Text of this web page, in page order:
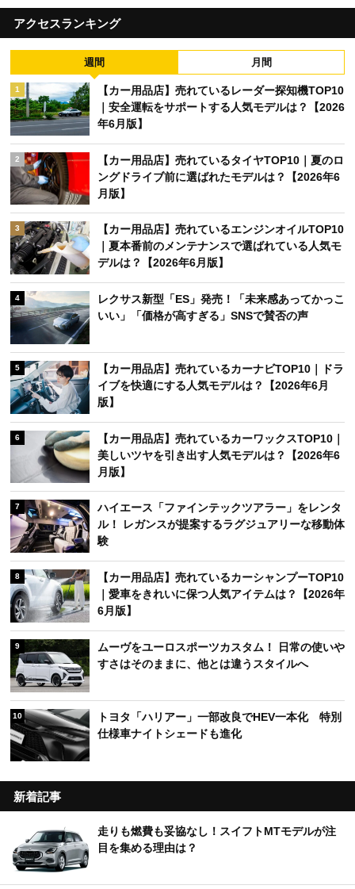
アクセスランキング
週間 月間
1
【カー用品店】売れているレーダー探知機TOP10
｜安全運転をサポートする人気モデルは？【2026
年6月版】
2
【カー用品店】売れているタイヤTOP10｜夏のロ
ングドライブ前に選ばれたモデルは？【2026年6
月版】
3
【カー用品店】売れているエンジンオイルTOP10
｜夏本番前のメンテナンスで選ばれている人気モ
デルは？【2026年6月版】
4
レクサス新型「ES」発売！「未来感あってかっこ
いい」「価格が高すぎる」SNSで賛否の声
5
【カー用品店】売れているカーナビTOP10｜ドラ
イブを快適にする人気モデルは？【2026年6月
版】
6
【カー用品店】売れているカーワックスTOP10｜
美しいツヤを引き出す人気モデルは？【2026年6
月版】
7
ハイエース「ファインテックツアラー」をレンタ
ル！ レガンスが提案するラグジュアリーな移動体
験
8
【カー用品店】売れているカーシャンプーTOP10
｜愛車をきれいに保つ人気アイテムは？【2026年
6月版】
9
ムーヴをユーロスポーツカスタム！ 日常の使いや
すさはそのままに、他とは違うスタイルへ
10
トヨタ「ハリアー」一部改良でHEV一本化 特別
仕様車ナイトシェードも進化
新着記事
走りも燃費も妥協なし！スイフトMTモデルが注
目を集める理由は？